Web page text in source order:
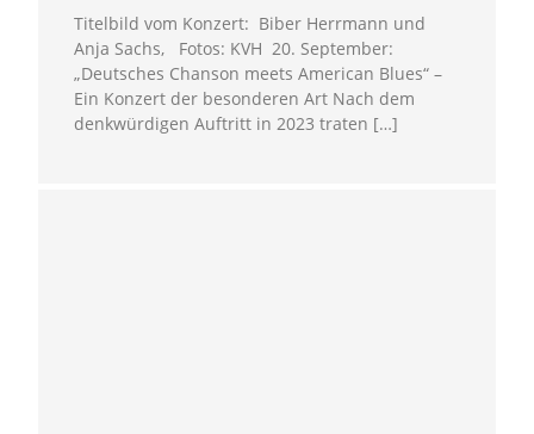
Titelbild vom Konzert: Biber Herrmann und
Anja Sachs, Fotos: KVH 20. September:
„Deutsches Chanson meets American Blues“ –
Ein Konzert der besonderen Art Nach dem
denkwürdigen Auftritt in 2023 traten […]